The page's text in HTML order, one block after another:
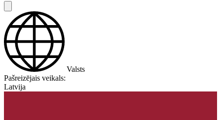
Valsts
Pašreizējais veikals:
Latvija